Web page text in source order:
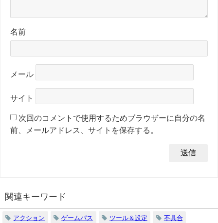
名前
メール
サイト
次回のコメントで使用するためブラウザーに自分の名
前、メールアドレス、サイトを保存する。
関連キーワード
アクション ゲームパス ツール＆設定 不具合